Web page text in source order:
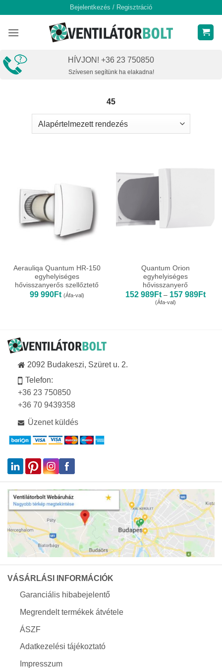
content
Bejelentkezés / Regisztráció
HÍVJON! +36 23 750850
Szívesen segítünk ha elakadna!
45
Aerauliqa Quantum HR-150
egyhelyiséges
hővisszanyerős szellőztető
99 990Ft (Áfa-val)
Quantum Orion
egyhelyiséges
hővisszanyerő
152 989Ft – 157 989Ft
(Áfa-val)
2092 Budakeszi, Szüret u. 2.
Telefon:
+36 23 750850
+36 70 9439358
Üzenet küldés
VÁSÁRLÁSI INFORMÁCIÓK
Garanciális hibabejelentő
Megrendelt termékek átvétele
ÁSZF
Adatkezelési tájékoztató
Impresszum